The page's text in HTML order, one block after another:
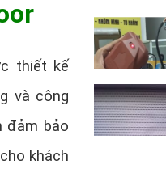
thiết kế
và công
đảm bảo
khách